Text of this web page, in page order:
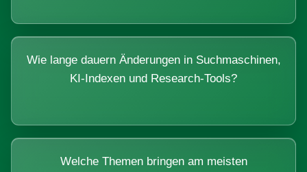
Wie lange dauern Änderungen in Suchmaschinen,
KI-Indexen und Research-Tools?
Welche Themen bringen am meisten